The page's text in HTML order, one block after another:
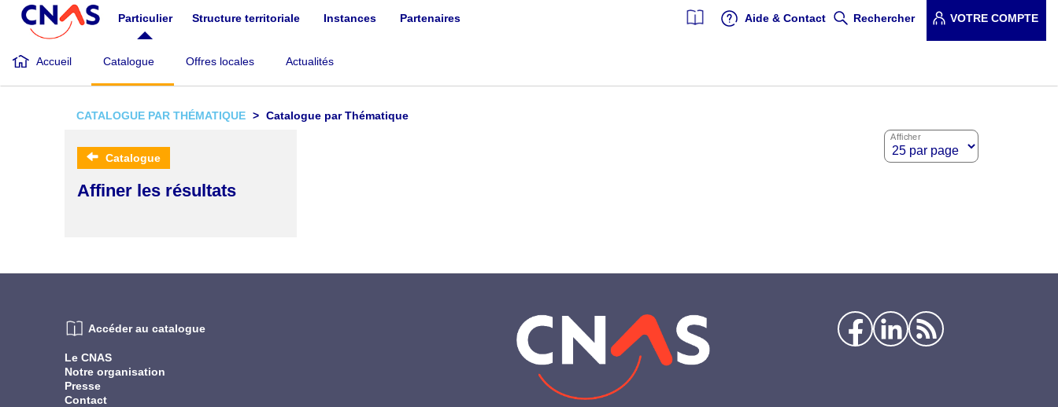
Aller
contenu
principal
Particulier Structure territoriale Instances Partenaires Aide & Contact Rechercher VOTRE COMPTE
Accueil Catalogue Offres locales Actualités
CATALOGUE PAR THÉMATIQUE Catalogue par Thématique
Catalogue
Affiner les résultats
Afficher
Le CNAS
Notre organisation
Presse
Contact
Accéder au catalogue